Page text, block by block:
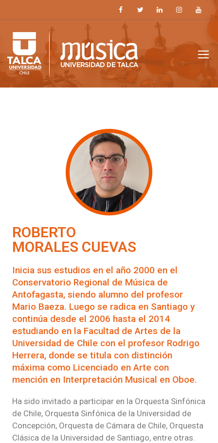
ROBERTO
MORALES CUEVAS
Inicia sus estudios en el año 2000 en el
Conservatorio Regional de Música de
Antofagasta, siendo alumno del profesor
Mario Baeza. Luego se radica en Santiago y
continúa desde el 2006 hasta el 2014
estudiando en la Facultad de Artes de la
Universidad de Chile con el profesor Rodrigo
Herrera, donde se titula con distinción
máxima como Licenciado en Arte con
mención en Interpretación Musical en Oboe.
Ha sido invitado a participar en la Orquesta Sinfónica
de Chile, Orquesta Sinfónica de la Universidad de
Concepción, Orquesta de Cámara de Chile, Orquesta
Clásica de la Universidad de Santiago, entre otras.